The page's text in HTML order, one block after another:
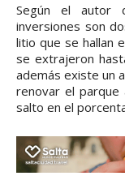
Según el autor
inversiones son
litio que se hallan
se extrajeron
además existe un
renovar el
salto en el